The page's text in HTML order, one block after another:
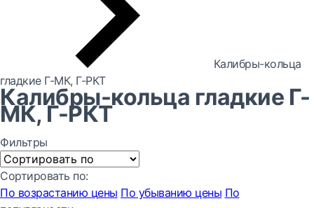
Калибры-кольца
гладкие Г-МК, Г-РКТ
Калибры-кольца гладкие Г-
МК, Г-РКТ
Фильтры
Сортировать по:
По возрастанию цены По убыванию цены По